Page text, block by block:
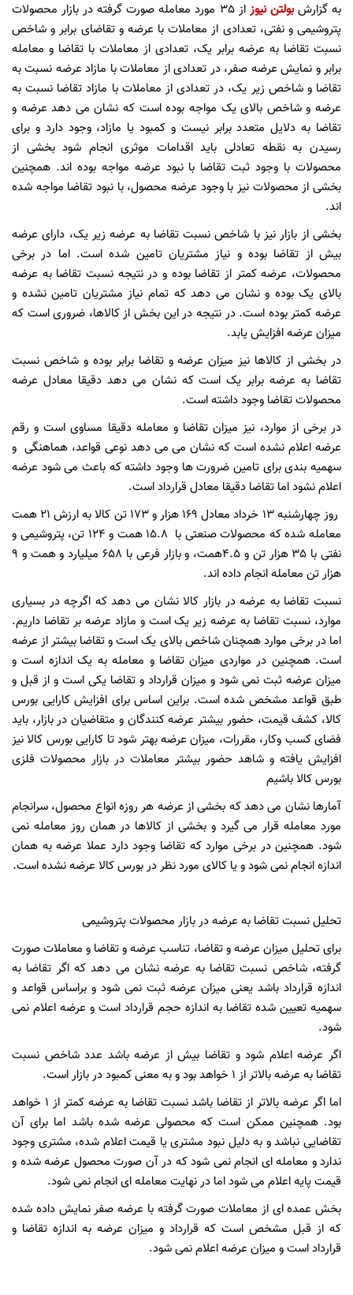
به گزارشبولتن نیوز
از 35 مورد معامله صورت گرفته در بازار محصولات
پتروشیمی و نفتی، تعدادی از معاملات با عرضه و تقاضای برابر و شاخص
نسبت تقاضا به عرضه برابر یک، تعدادی از معاملات با تقاضا و معامله
برابر و نمایش عرضه صفر، در تعدادی از معاملات با مازاد عرضه نسبت به
تقاضا و شاخص زیر یک، در تعدادی از معاملات با مازاد تقاضا نسبت به
عرضه و شاخص بالای یک مواجه بوده است که نشان می دهد عرضه و
تقاضا به دلایل متعدد برابر نیست و کمبود یا مازاد، وجود دارد و برای
رسیدن به نقطه تعادلی باید اقدامات موثری انجام شود بخشی از
محصولات با وجود ثبت تقاضا با نبود عرضه مواجه بوده اند. همچنین
بخشی از محصولات نیز با وجود عرضه محصول، با نبود تقاضا مواجه شده
اند.
بخشی از بازار نیز با شاخص نسبت تقاضا به عرضه زیر یک، دارای عرضه
بیش از تقاضا بوده و نیاز مشتریان تامین شده است. اما در برخی
محصولات، عرضه کمتر از تقاضا بوده و در نتیجه نسبت تقاضا به عرضه
بالای یک بوده و نشان می دهد که تمام نیاز مشتریان تامین نشده و
عرضه کمتر بوده است. در نتیجه در این بخش از کالاها، ضروری است که
میزان عرضه افزایش یابد.
در بخشی از کالاها نیز میزان عرضه و تقاضا برابر بوده و شاخص نسبت
تقاضا به عرضه برابر یک است که نشان می دهد دقیقا معادل عرضه
محصولات تقاضا وجود داشته است.
در برخی از موارد، نیز میزان تقاضا و معامله دقیقا مساوی است و رقم
عرضه اعلام نشده است که نشان می می دهد نوعی قواعد، هماهنگی و
سهمیه بندی برای تامین ضرورت ها وجود داشته که باعث می شود عرضه
اعلام نشود اما تقاضا دقیقا معادل قرارداد است.
روز چهارشنبه 13 خرداد معادل 169 هزار و 173 تن کالا به ارزش 21 همت
معامله شده که محصولات صنعتی با
15.8 همت و 124 تن، پتروشیمی و
نفتی با 35 هزار تن و 4.5همت، و بازار فرعی با 658 میلیارد و همت و 9
هزار تن معامله انجام داده اند.
نسبت تقاضا به عرضه در بازار کالا نشان می دهد که اگرچه در بسیاری
موارد، نسبت تقاضا به عرضه زیر یک است و مازاد عرضه بر تقاضا داریم.
اما در برخی موارد همچنان شاخص بالای یک است و تقاضا بیشتر از عرضه
است. همچنین در مواردی میزان تقاضا و معامله به یک اندازه است و
میزان عرضه ثبت نمی شود و میزان قرارداد و تقاضا یکی است و از قبل و
طبق قواعد مشخص شده است. براین اساس برای افزایش کارایی بورس
کالا، کشف قیمت، حضور بیشتر عرضه کنندگان و متقاضیان در بازار، باید
فضای کسب وکار، مقررات، میزان عرضه بهتر شود تا کارایی بورس کالا نیز
افزایش یافته و شاهد حضور بیشتر معاملات در بازار محصولات فلزی
بورس کالا باشیم
آمارها نشان می دهد که بخشی از عرضه هر روزه انواع محصول، سرانجام
مورد معامله قرار می گیرد و بخشی از کالاها در همان روز معامله نمی
شود. همچنین در برخی موارد که تقاضا وجود دارد عملا عرضه به همان
اندازه انجام نمی شود و یا کالای مورد نظر در بورس کالا عرضه نشده است.
تحلیل نسبت تقاضا به عرضه در بازار محصولات پتروشیمی
برای تحلیل میزان عرضه و تقاضا، تناسب عرضه و تقاضا و معاملات صورت
گرفته، شاخص نسبت تقاضا به عرضه نشان می دهد که اگر تقاضا به
اندازه قرارداد باشد یعنی میزان عرضه ثبت نمی شود و براساس قواعد و
سهمیه تعیین شده تقاضا به اندازه حجم قرارداد است و عرضه اعلام نمی
شود.
اگر عرضه اعلام شود و تقاضا بیش از عرضه باشد عدد شاخص نسبت
تقاضا به عرضه بالاتر از 1 خواهد بود و به معنی کمبود در بازار است.
اما اگر عرضه بالاتر از تقاضا باشد نسبت تقاضا به عرضه کمتر از 1 خواهد
بود. همچنین ممکن است که محصولی عرضه شده باشد اما برای آن
تقاضایی نباشد و به دلیل نبود مشتری یا قیمت اعلام شده، مشتری وجود
ندارد و معامله ای انجام نمی شود که در آن صورت محصول عرضه شده و
قیمت پایه اعلام می شود اما در نهایت معامله ای انجام نمی شود.
بخش عمده ای از معاملات صورت گرفته با عرضه صفر نمایش داده شده
که از قبل مشخص است که قرارداد و میزان عرضه به اندازه تقاضا و
قرارداد است و میزان عرضه اعلام نمی شود.